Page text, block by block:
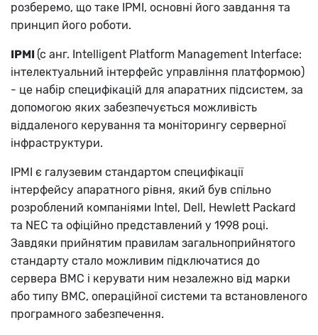
розберемо, що таке IPMI, основні його завдання та
принцип його роботи.
IPMI (c анг. Intelligent Platform Management Interface:
інтелектуальний інтерфейс управління платформою)
- це набір специфікацій для апаратних підсистем, за
допомогою яких забезпечується можливість
віддаленого керування та моніторингу серверної
інфраструктури.
IPMI є галузевим стандартом специфікації
інтерфейсу апаратного рівня, який був спільно
розроблений компаніями Intel, Dell, Hewlett Packard
та NEC та офіційно представлений у 1998 році.
Завдяки прийнятим правилам загальноприйнятого
стандарту стало можливим підключатися до
сервера BMC і керувати ним незалежно від марки
або типу BMC, операційної системи та встановленого
програмного забезпечення.